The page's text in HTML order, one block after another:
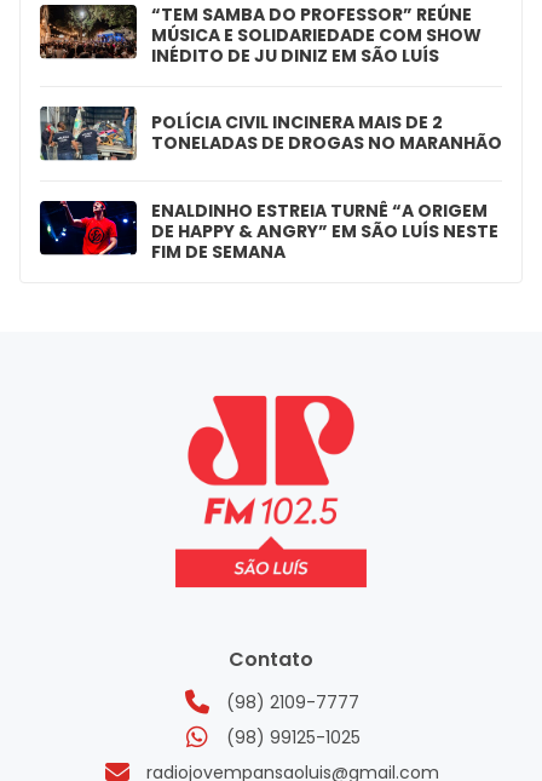
“TEM SAMBA DO PROFESSOR” REÚNE
MÚSICA E SOLIDARIEDADE COM SHOW
INÉDITO DE JU DINIZ EM SÃO LUÍS
POLÍCIA CIVIL INCINERA MAIS DE 2
TONELADAS DE DROGAS NO MARANHÃO
ENALDINHO ESTREIA TURNÊ “A ORIGEM
DE HAPPY & ANGRY” EM SÃO LUÍS NESTE
FIM DE SEMANA
Contato
(98) 2109-7777
(98) 99125-1025
radiojovempansaoluis@gmail.com